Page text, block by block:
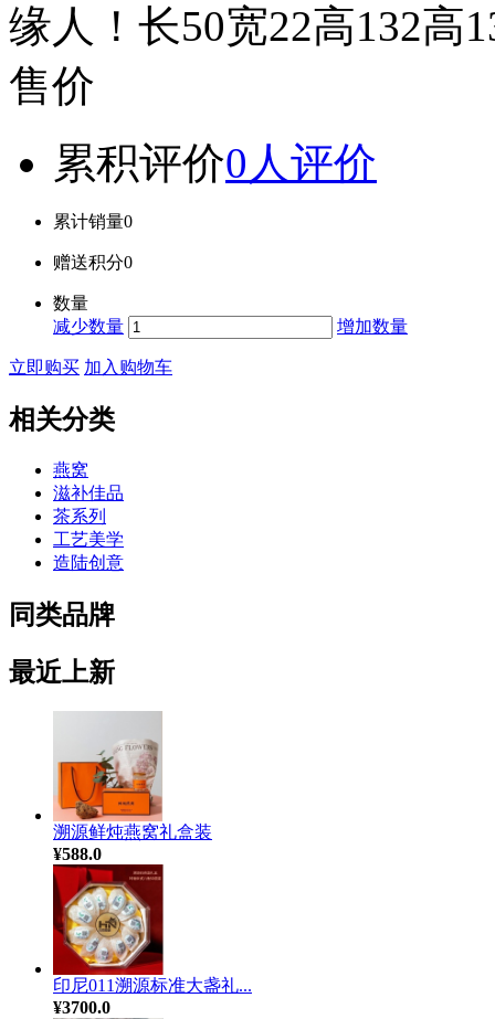
缘人！长50宽22高132高
售价
累积评价0人评价
累计销量0
赠送积分0
数量
减少数量
增加数量
立即购买 加入购物车
相关分类
燕窝
滋补佳品
茶系列
工艺美学
造陆创意
同类品牌
最近上新
溯源鲜炖燕窝礼盒装
¥588.0
印尼011溯源标准大盏礼...
¥3700.0